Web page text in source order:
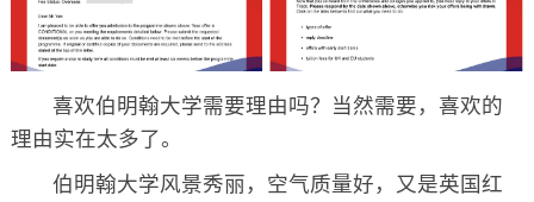
喜欢伯明翰大学需要理由吗？当然需要，喜欢的
理由实在太多了。
伯明翰大学风景秀丽，空气质量好，又是英国红